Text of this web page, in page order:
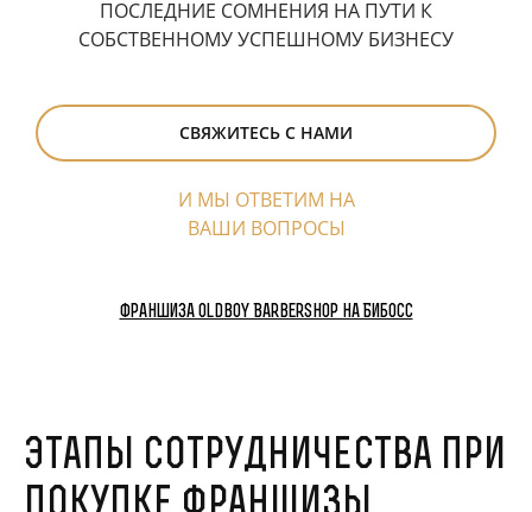
ПОСЛЕДНИЕ СОМНЕНИЯ НА ПУТИ К
СОБСТВЕННОМУ УСПЕШНОМУ БИЗНЕСУ
СВЯЖИТЕСЬ С НАМИ
И МЫ ОТВЕТИМ НА
ВАШИ ВОПРОСЫ
Франшиза Oldboy Barbershop на Бибосс
Этапы сотрудничества при